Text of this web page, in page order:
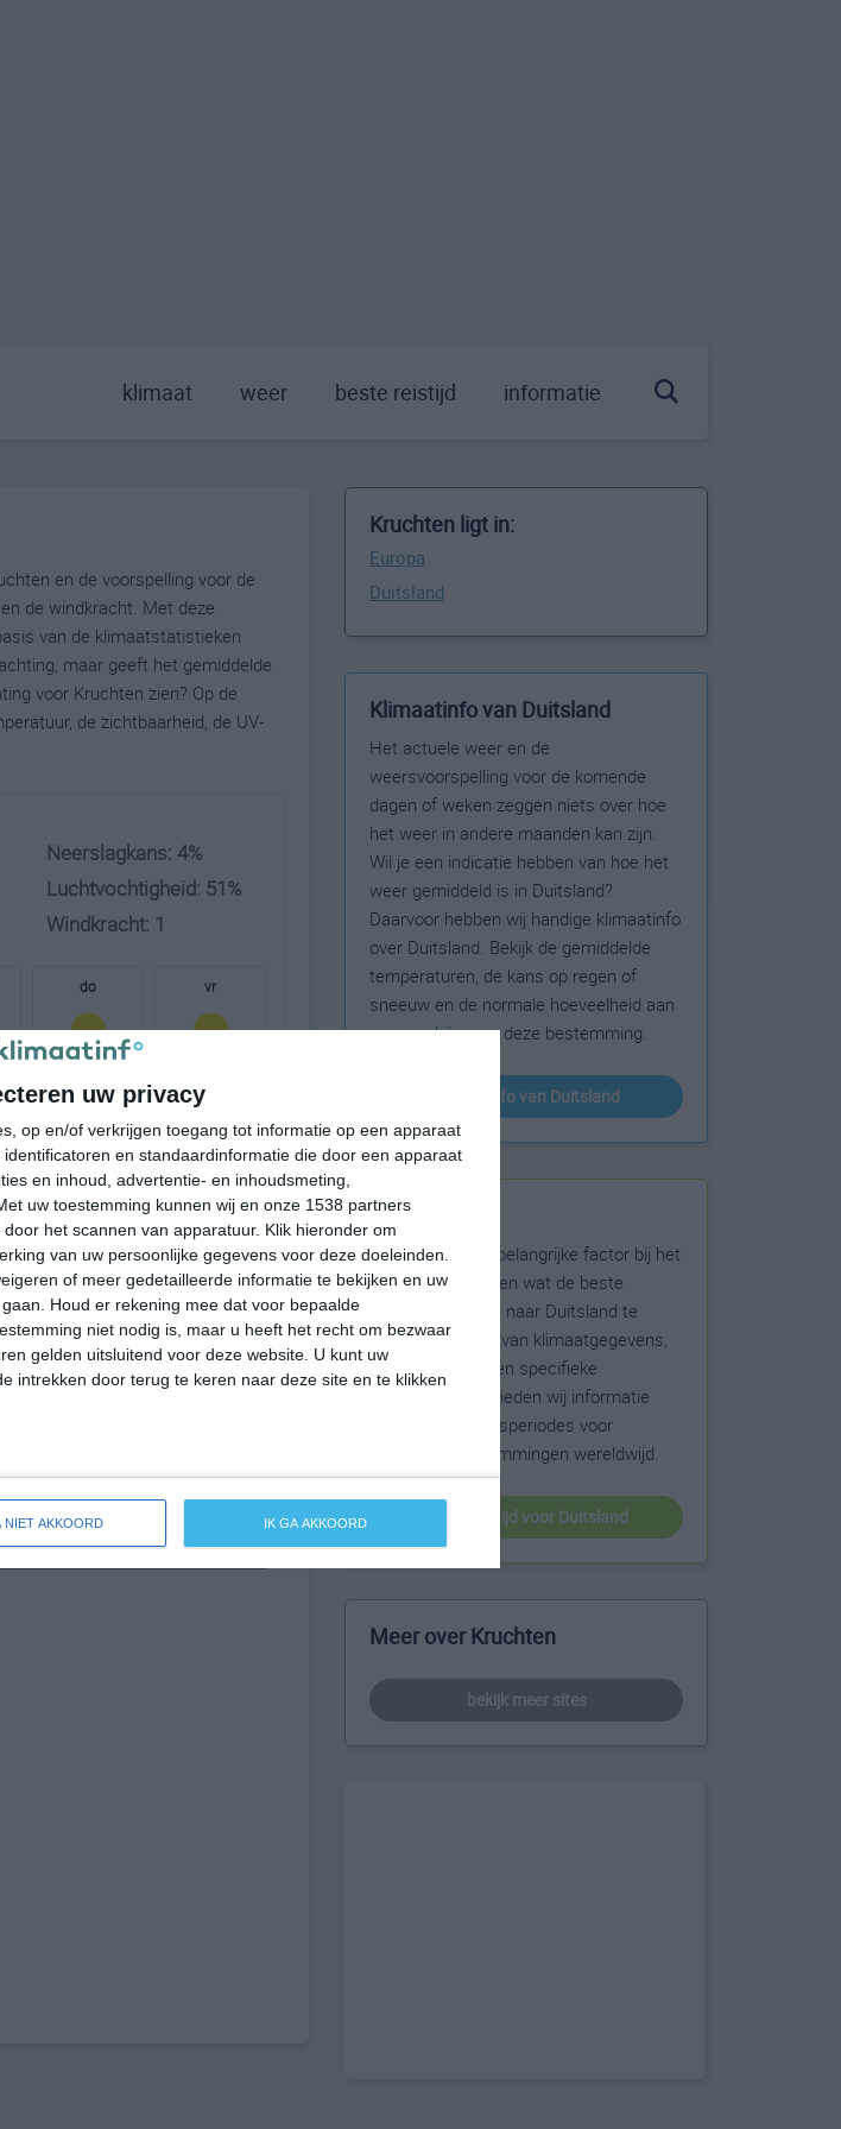
uw privacy
op en/of verkrijgen toegang tot informatie op een apparaat
en standaardinformatie die door een apparaat
en inhoud, advertentie- en inhoudsmeting,
uw toestemming kunnen wij en onze 1538 partners
het scannen van apparatuur. Klik hieronder om
van uw persoonlijke gegevens voor deze doeleinden.
of meer gedetailleerde informatie te bekijken en uw
Houd er rekening mee dat voor bepaalde
niet nodig is, maar u heeft het recht om bezwaar
gelden uitsluitend voor deze website. U kunt uw
intrekken door terug te keren naar deze site en te klikken
NIET AKKOORD IK GA AKKOORD
klimaat weer beste reistijd informatie
en de voorspelling voor de
de windkracht. Met deze
van de klimaatstatistieken
maar geeft het gemiddelde
voor Kruchten zien? Op de
de zichtbaarheid, de UV-
Neerslagkans: 4%
Luchtvochtigheid: 51%
Windkracht: 1
do vr
13°C 19°C
06:00 09:00
06:00 09:00
1 NNO 1 WNW 1
Kruchten ligt in:
Europa
Duitsland
Klimaatinfo van Duitsland
Het actuele weer en de
weersvoorspelling voor de komende
dagen of weken zeggen niets over hoe
het weer in andere maanden kan zijn.
Wil je een indicatie hebben van hoe het
weer gemiddeld is in Duitsland?
Daarvoor hebben wij handige klimaatinfo
over Duitsland. Bekijk de gemiddelde
temperaturen, de kans op regen of
sneeuw en de normale hoeveelheid aan
zonneschijn voor deze bestemming.
klimaatinfo van Duitsland
Beste reistijd
Het weer is een belangrijke factor bij het
reizen. Wil je weten wat de beste
maanden zijn om naar Duitsland te
reizen? Op basis van klimaatgegevens,
weersextremen en specifieke
weerinformatie bieden wij informatie
over de beste reisperiodes voor
duizenden bestemmingen wereldwijd.
beste reistijd voor Duitsland
Meer over Kruchten
bekijk meer sites